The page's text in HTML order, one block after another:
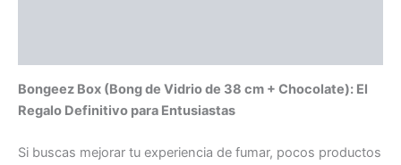
Bongeez Box (Bong de Vidrio de 38 cm + Chocolate): El
Regalo Definitivo para Entusiastas
Si buscas mejorar tu experiencia de fumar, pocos productos